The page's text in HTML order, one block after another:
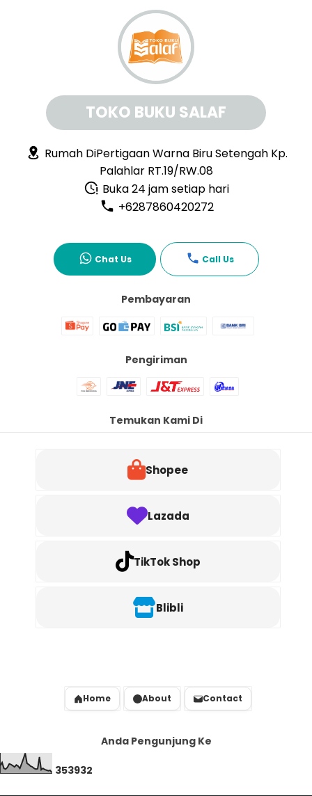
TOKO BUKU SALAF
Rumah DiPertigaan Warna Biru Setengah Kp.
Palahlar RT.19/RW.08
Buka 24 jam setiap hari
+6287860420272
Chat Us Call Us
Pembayaran
Pengiriman
Temukan Kami Di
Shopee
Lazada
TikTok Shop
Blibli
Home About Contact
Anda Pengunjung Ke
353932